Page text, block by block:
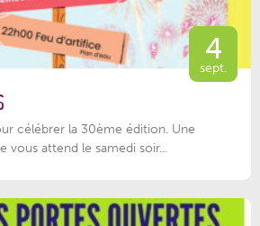
4
sept.
célébrer la 30ème édition. Une
vous attend le samedi soir...